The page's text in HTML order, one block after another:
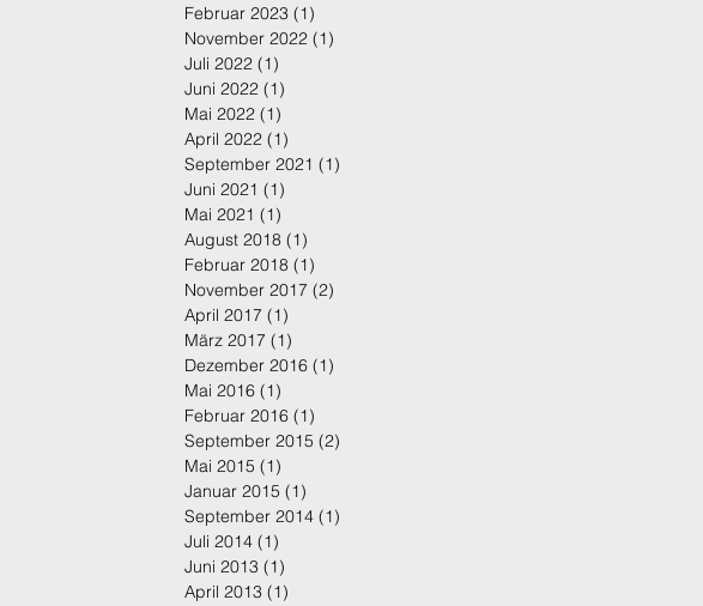
Februar 2023 (1)
November 2022 (1)
Juli 2022 (1)
Juni 2022 (1)
Mai 2022 (1)
April 2022 (1)
September 2021 (1)
Juni 2021 (1)
Mai 2021 (1)
August 2018 (1)
Februar 2018 (1)
November 2017 (2)
April 2017 (1)
März 2017 (1)
Dezember 2016 (1)
Mai 2016 (1)
Februar 2016 (1)
September 2015 (2)
Mai 2015 (1)
Januar 2015 (1)
September 2014 (1)
Juli 2014 (1)
Juni 2013 (1)
April 2013 (1)